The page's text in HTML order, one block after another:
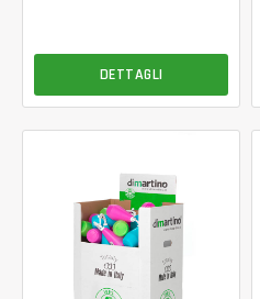
DETTAGLI